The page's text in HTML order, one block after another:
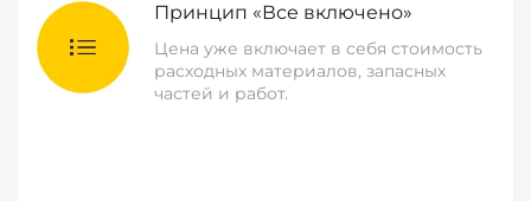
Принцип «Все включено»
Цена уже включает в себя стоимость
расходных материалов, запасных
частей и работ.